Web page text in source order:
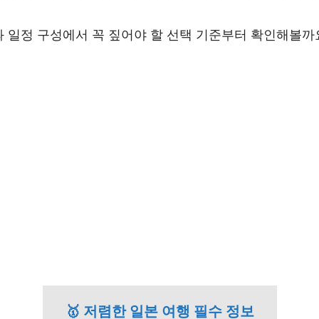
일정 구성에서 꼭 짚어야 할 선택 기준부터 확인해볼까
🥇 저렴한 일본 여행 필수 정보